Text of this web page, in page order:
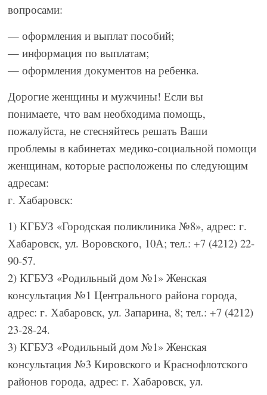
вопросами:
— оформления и выплат пособий;
— информация по выплатам;
— оформления документов на ребенка.
Дорогие женщины и мужчины! Если вы
понимаете, что вам необходима помощь,
пожалуйста, не стесняйтесь решать Ваши
проблемы в кабинетах медико-социальной помощи
женщинам, которые расположены по следующим
адресам:
г. Хабаровск:
1) КГБУЗ «Городская поликлиника №8», адрес: г.
Хабаровск, ул. Воровского, 10А; тел.: +7 (4212) 22-
90-57.
2) КГБУЗ «Родильный дом №1» Женская
консультация №1 Центрального района города,
адрес: г. Хабаровск, ул. Запарина, 8; тел.: +7 (4212)
23-28-24.
3) КГБУЗ «Родильный дом №1» Женская
консультация №3 Кировского и Краснофлотского
районов города, адрес: г. Хабаровск, ул.